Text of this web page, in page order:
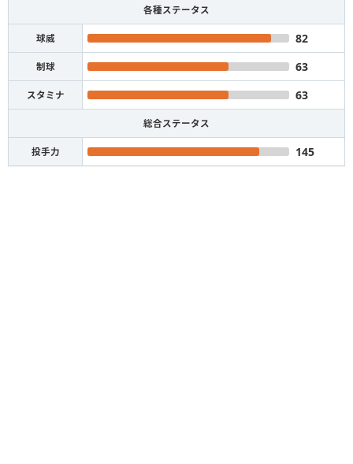
各種ステータス
球威 82
制球 63
スタミナ 63
総合ステータス
投手力 145